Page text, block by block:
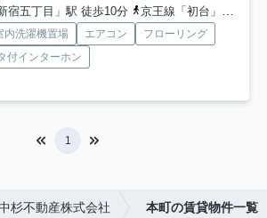
宿五丁目」駅 徒歩10分
京王線「初台」駅 徒歩14分
内洗濯機置場 エアコン
フローリング
付インターホン
1
杉不動産株式会社 本町の賃貸物件一覧